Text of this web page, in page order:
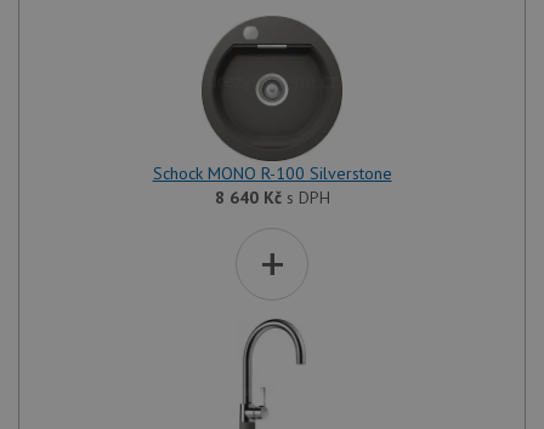
Schock MONO R-100 Silverstone
8 640 Kčs DPH
+